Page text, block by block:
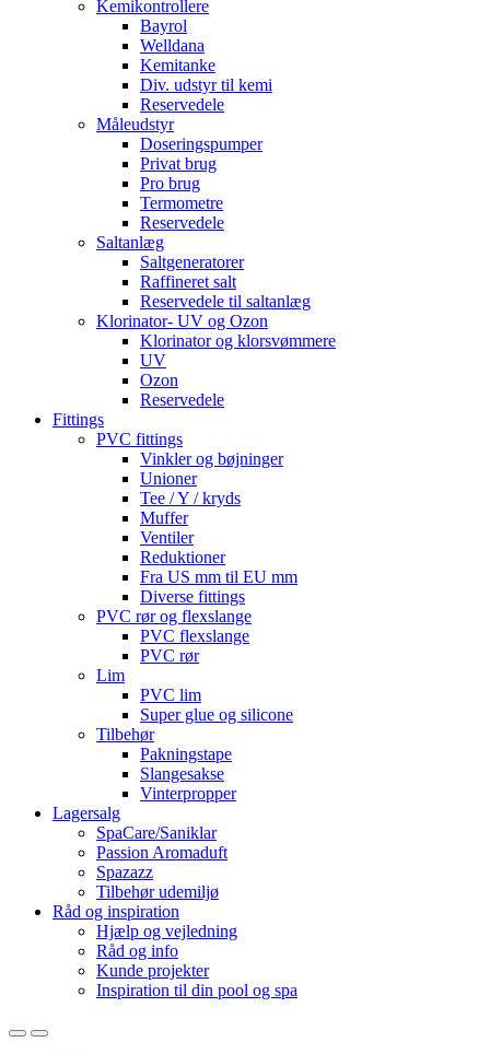
Kemikontrollere
Bayrol
Welldana
Kemitanke
Div. udstyr til kemi
Reservedele
Måleudstyr
Doseringspumper
Privat brug
Pro brug
Termometre
Reservedele
Saltanlæg
Saltgeneratorer
Raffineret salt
Reservedele til saltanlæg
Klorinator- UV og Ozon
Klorinator og klorsvømmere
UV
Ozon
Reservedele
Fittings
PVC fittings
Vinkler og bøjninger
Unioner
Tee / Y / kryds
Muffer
Ventiler
Reduktioner
Fra US mm til EU mm
Diverse fittings
PVC rør og flexslange
PVC flexslange
PVC rør
Lim
PVC lim
Super glue og silicone
Tilbehør
Pakningstape
Slangesakse
Vinterpropper
Lagersalg
SpaCare/Saniklar
Passion Aromaduft
Spazazz
Tilbehør udemiljø
Råd og inspiration
Hjælp og vejledning
Råd og info
Kunde projekter
Inspiration til din pool og spa
OpenClose